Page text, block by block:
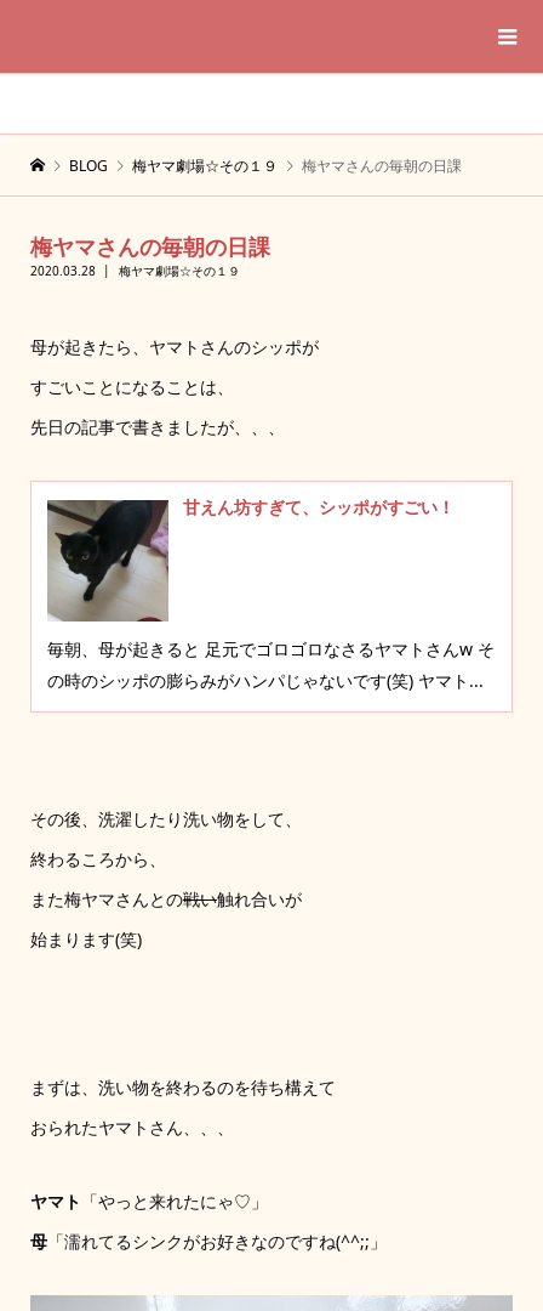
BLOG 梅ヤマ劇場☆その１９ 梅ヤマさんの毎朝の日課
梅ヤマさんの毎朝の日課
2020.03.28 梅ヤマ劇場☆その１９
母が起きたら、ヤマトさんのシッポが
すごいことになることは、
先日の記事で書きましたが、、、
甘えん坊すぎて、シッポがすごい！
毎朝、母が起きると 足元でゴロゴロなさるヤマトさんw そ
の時のシッポの膨らみがハンパじゃないです(笑) ヤマト...
その後、洗濯したり洗い物をして、
終わるころから、
また梅ヤマさんとの戦い触れ合いが
始まります(笑)
まずは、洗い物を終わるのを待ち構えて
おられたヤマトさん、、、
ヤマト 「やっと来れたにゃ♡」
母「濡れてるシンクがお好きなのですね(^^;;」